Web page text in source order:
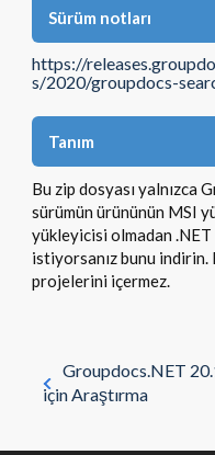
Sürüm notları
https://
s/2020/groupdocs-
Tanım
Bu zip dosyası yalnızca
sürümün ürününün MSI
yükleyicisi olmadan
istiyorsanız bunu indirin.
projelerini içermez.
Groupdocs.NET
için Araştırma